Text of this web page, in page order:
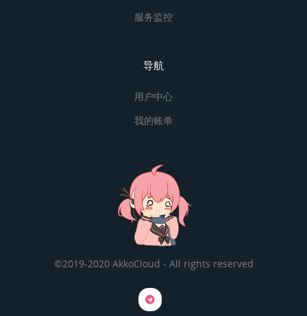
服务监控
导航
用户中心
我的账单
©2019-2020 AkkoCloud - All rights reserved